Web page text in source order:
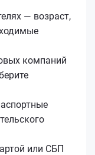
— возраст,
компаний
или СБП